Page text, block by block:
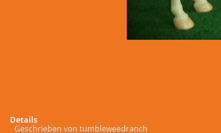
Details
Geschrieben von tumbleweedranch